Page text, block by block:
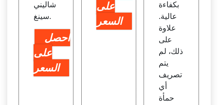
شاليني
سينغ.
احصل
على
السعر
على
السعر
بكفاءة
عالية.
علاوة
على
ذلك، لم
يتم
تصريف
أي
حمأة